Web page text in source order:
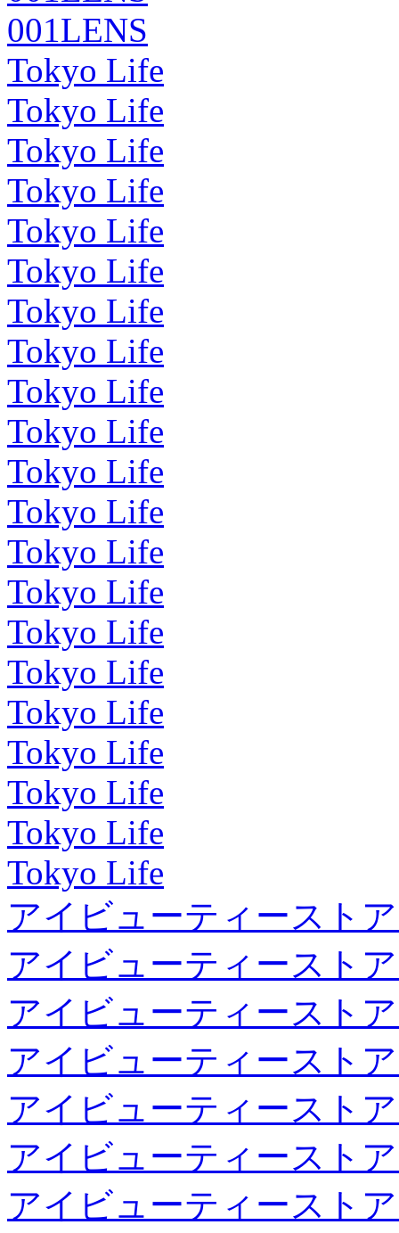
001LENS
Tokyo Life
Tokyo Life
Tokyo Life
Tokyo Life
Tokyo Life
Tokyo Life
Tokyo Life
Tokyo Life
Tokyo Life
Tokyo Life
Tokyo Life
Tokyo Life
Tokyo Life
Tokyo Life
Tokyo Life
Tokyo Life
Tokyo Life
Tokyo Life
Tokyo Life
Tokyo Life
Tokyo Life
アイビューティースト
アイビューティースト
アイビューティースト
アイビューティースト
アイビューティースト
アイビューティースト
アイビューティースト